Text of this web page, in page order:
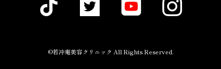
©若冲庵美容クリニック All Rights Reserved.